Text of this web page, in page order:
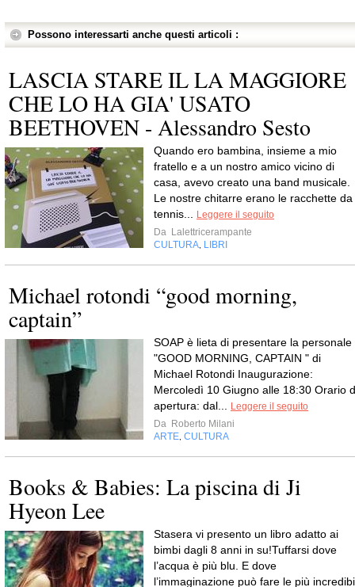
Possono interessarti anche questi articoli :
LASCIA STARE IL LA MAGGIORE
CHE LO HA GIA' USATO
BEETHOVEN - Alessandro Sesto
Quando ero bambina, insieme a mio
fratello e a un nostro amico vicino di
casa, avevo creato una band musicale.
Le nostre chitarre erano le racchette da
tennis...
Leggere il seguito
Da Lalettricerampante
CULTURA LIBRI
Michael rotondi “good morning,
captain”
SOAP è lieta di presentare la personale
"GOOD MORNING, CAPTAIN " di
Michael Rotondi Inaugurazione:
Mercoledì 10 Giugno alle 18:30 Orario
apertura: dal...
Leggere il seguito
Da Roberto Milani
ARTE CULTURA
Books & Babies: La piscina di Ji
Hyeon Lee
Stasera vi presento un libro adatto ai
bimbi dagli 8 anni in su!Tuffarsi dove
l’acqua è più blu. E dove
l’immaginazione può fare le più